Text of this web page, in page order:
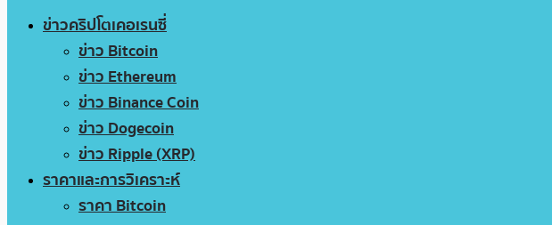
ข่าวคริปโตเคอเรนซี่
ข่าว Bitcoin
ข่าว Ethereum
ข่าว Binance Coin
ข่าว Dogecoin
ข่าว Ripple (XRP)
ราคาและการวิเคราะห์
ราคา Bitcoin